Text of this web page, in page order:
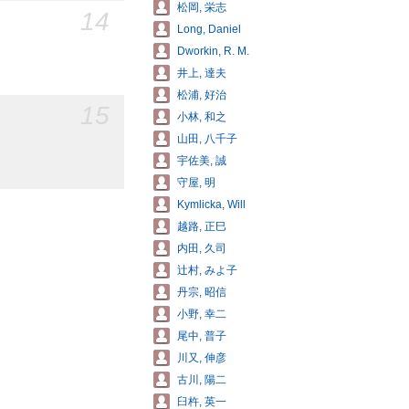
14
松岡, 栄志
Long, Daniel
Dworkin, R. M.
井上, 達夫
松浦, 好治
小林, 和之
山田, 八千子
宇佐美, 誠
守屋, 明
Kymlicka, Will
越路, 正巳
内田, 久司
辻村, みよ子
丹宗, 昭信
小野, 幸二
尾中, 普子
川又, 伸彦
古川, 陽二
臼杵, 英一